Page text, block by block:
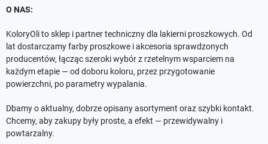
O NAS:
KoloryOli to sklep i partner techniczny dla lakierni proszkowych. Od
lat dostarczamy farby proszkowe i akcesoria sprawdzonych
producentów, łącząc szeroki wybór z rzetelnym wsparciem na
każdym etapie — od doboru koloru, przez przygotowanie
powierzchni, po parametry wypalania.
Dbamy o aktualny, dobrze opisany asortyment oraz szybki kontakt.
Chcemy, aby zakupy były proste, a efekt — przewidywalny i
powtarzalny.